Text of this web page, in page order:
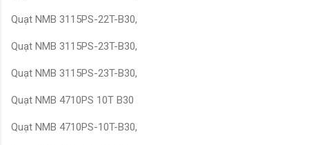
Quạt NMB 3115PS-22T-B30,
Quạt NMB 3115PS-23T-B30,
Quạt NMB 3115PS-23T-B30,
Quạt NMB 4710PS 10T B30
Quạt NMB 4710PS-10T-B30,